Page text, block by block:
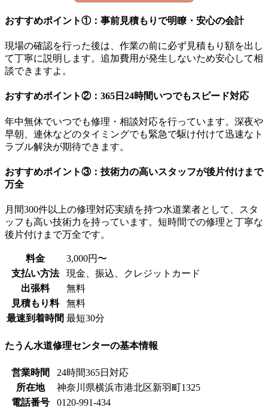
おすすめポイント①：事前見積もりで明瞭・安心の会計
現場の確認を行った後は、作業の前に必ず見積もり額を出し
て丁寧に説明します。追加費用が発生しないため安心して相
談できますよ。
おすすめポイント②：365日24時間いつでもスピード対応
年中無休でいつでも修理・相談対応を行っています。深夜や
早朝、連休などのタイミングでも緊急で駆け付けて迅速なト
ラブル解決が期待できます。
おすすめポイント③：技術力の高いスタッフが後片付けまで
万全
月間300件以上の修理対応実績を持つ水道業者として、スタ
ッフも高い技術力を持っています。短時間での修理と丁寧な
後片付けまで万全です。
料金
3,000円〜
支払い方法
現金、振込、クレジットカード
出張料
無料
見積もり料
無料
最速到着時間 最短30分
たうん水道修理センターの基本情報
営業時間
24時間365日対応
所在地
神奈川県横浜市港北区新羽町1325
電話番号
0120-991-434